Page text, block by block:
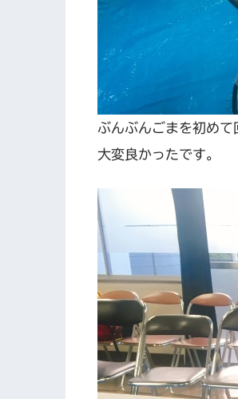
ぶんぶんごまを初め
大変良かったです。